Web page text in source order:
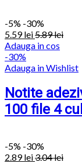
-5% -30%
5.59lei5.89lei
Adauga in cos
-30%
Adauga in Wishlist
Notite
100 file 4
-5% -30%
2.89lei3.04lei